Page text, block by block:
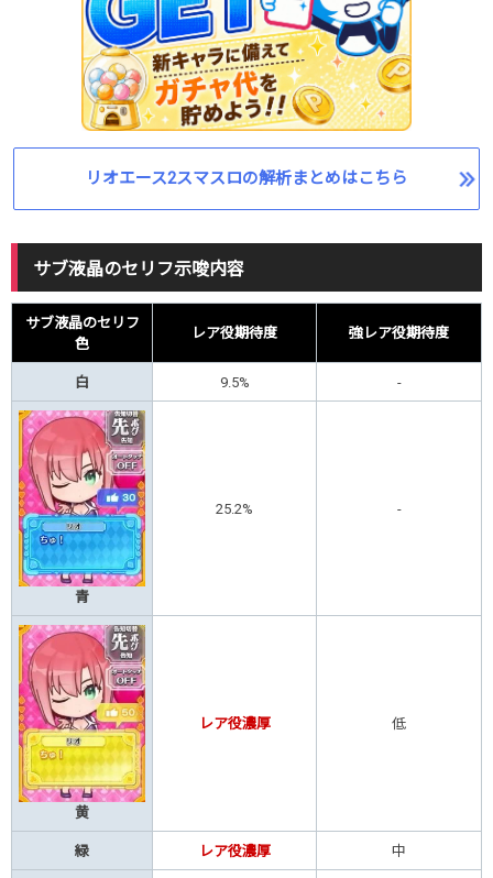
リオエース2スマスロの解析まとめはこちら
サブ液晶のセリフ示唆内容
サブ液晶のセリフ
色
レア役期待度 強レア役期待度
白 9.5% -
青
25.2% -
黄
レア役濃厚 低
緑 レア役濃厚 中